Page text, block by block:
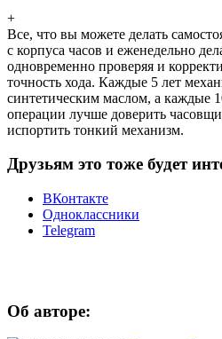
+
Все, что вы можете делать
с корпуса часов и еженедельно
одновременно проверяя и
точность хода. Каждые 5 лет
синтетическим маслом, а каждые
операции лучше доверить
испортить тонкий механизм.
Друзьям это тоже будет
ВКонтакте
Одноклассники
Telegram
Об авторе: